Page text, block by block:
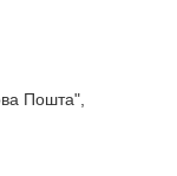
Пошта",